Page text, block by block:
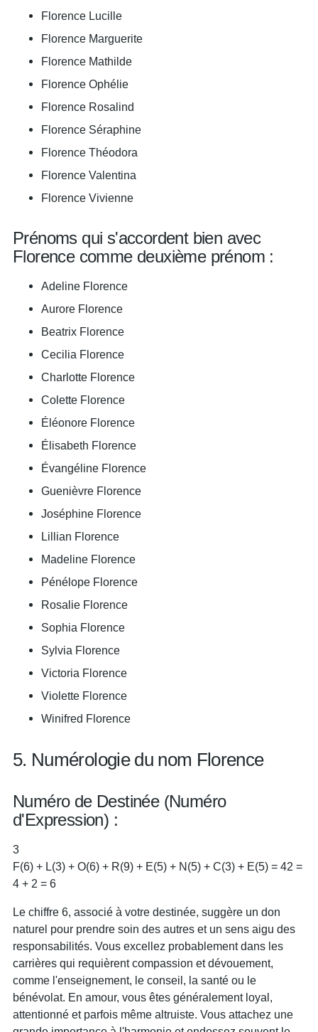
Florence Lucille
Florence Marguerite
Florence Mathilde
Florence Ophélie
Florence Rosalind
Florence Séraphine
Florence Théodora
Florence Valentina
Florence Vivienne
Prénoms qui s'accordent bien avec
Florence comme deuxième prénom :
Adeline Florence
Aurore Florence
Beatrix Florence
Cecilia Florence
Charlotte Florence
Colette Florence
Éléonore Florence
Élisabeth Florence
Évangéline Florence
Guenièvre Florence
Joséphine Florence
Lillian Florence
Madeline Florence
Pénélope Florence
Rosalie Florence
Sophia Florence
Sylvia Florence
Victoria Florence
Violette Florence
Winifred Florence
5. Numérologie du nom Florence
Numéro de Destinée (Numéro
d'Expression) :
3
F(6) + L(3) + O(6) + R(9) + E(5) + N(5) + C(3) + E(5) = 42 =
4 + 2 = 6
Le chiffre 6, associé à votre destinée, suggère un don
naturel pour prendre soin des autres et un sens aigu des
responsabilités. Vous excellez probablement dans les
carrières qui requièrent compassion et dévouement,
comme l'enseignement, le conseil, la santé ou le
bénévolat. En amour, vous êtes généralement loyal,
attentionné et parfois même altruiste. Vous attachez une